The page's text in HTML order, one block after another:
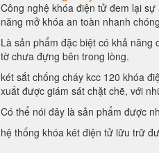
Công nghệ khóa điện tử đem lại
năng mở khóa an toàn nhanh
Là sản phẩm đặc biệt có khả
tờ chưa đựng bên trong lòng.
két sắt chống cháy kcc 120 khóa
xuất được giám sát chặt chẽ, với
Có thể nói đây là sản phẩm được
hệ thống khóa két điện tử lữu trữ